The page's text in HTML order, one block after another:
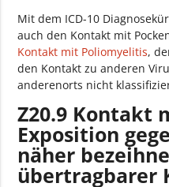
Mit dem ICD-10
auch den Kontakt mit
Kontakt mit Poliomyelitis,
den Kontakt zu anderen
anderenorts nicht
Z20.9 Kontakt
Exposition
näher
übertragbarer